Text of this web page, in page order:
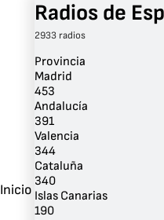
Inicio
Radios de
2933 radios
Provincia
Madrid
453
Andalucía
391
Valencia
344
Cataluña
340
Islas Canarias
190